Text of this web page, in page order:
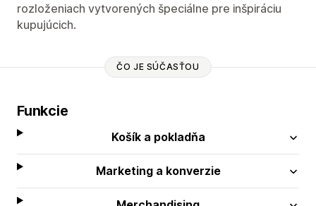
rozloženiach vytvorených špeciálne pre inšpiráciu
kupujúcich.
ČO JE SÚČASŤOU
Funkcie
Košík a pokladňa
Marketing a konverzie